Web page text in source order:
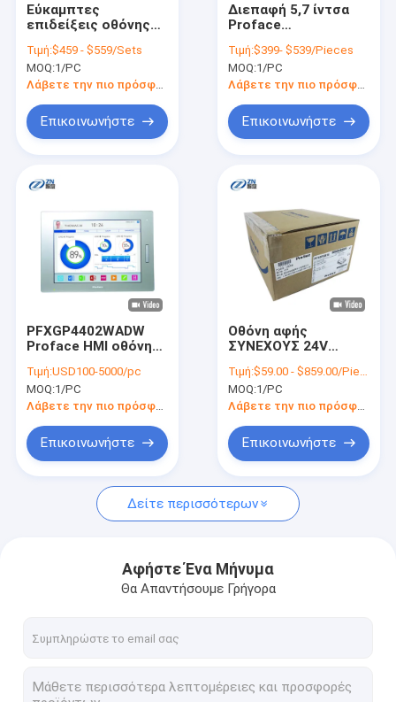
Βίντεο
Σχετικά με εμάς
Επικοινωνήστε μαζί μας
Ζητήστε μια προσφορά
Βιομηχανική αυτοματοποίηση PLC
PLC CJ2M Omron
PLC NX Omron
Εύκαμπτες
επιδείξεις οθόνης
Proface HMI GP577R-
TC41-24VP
Τιμή:$459 - $559/Sets
MOQ:1/PC
Λάβετε την πιο πρόσφατη τιμή
Επικοινωνήστε
Διεπαφή 5,7 ίντσα
Proface
χειριστών οθόνης
αφής HMI
Τιμή:$399- $539/Pieces
MOQ:1/PC
Λάβετε την πιο πρόσφατη τιμή
Επικοινωνήστε
PFXGP4402WADW
Proface HMI οθόνη
οδηγήσεων ίντσας
Τιμή:USD100-5000/pc
MOQ:1/PC
Λάβετε την πιο πρόσφατη τιμή
Επικοινωνήστε
Οθόνη αφής
ΣΥΝΕΧΟΥΣ 24V
PFXGP4401WADW
HMI 7 ίντσα
Τιμή:$59.00 - $859.00/Pieces
MOQ:1/PC
Λάβετε την πιο πρόσφατη τιμή
Επικοινωνήστε
Δείτε περισσότερων
Αφήστε Ένα Μήνυμα
Θα Απαντήσουμε Γρήγορα